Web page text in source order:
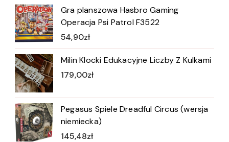
Gra planszowa Hasbro Gaming
Operacja Psi Patrol F3522
54,90zł
Milin Klocki Edukacyjne Liczby Z Kulkami
179,00zł
Pegasus Spiele Dreadful Circus (wersja
niemiecka)
145,48zł